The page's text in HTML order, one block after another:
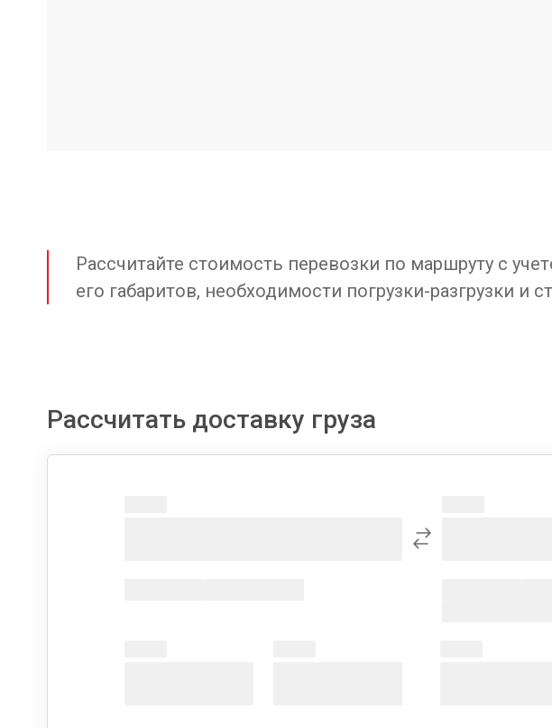
Рассчитайте стоимость перевозки по маршруту с
его габаритов, необходимости погрузки-разгрузки и
Рассчитать доставку груза